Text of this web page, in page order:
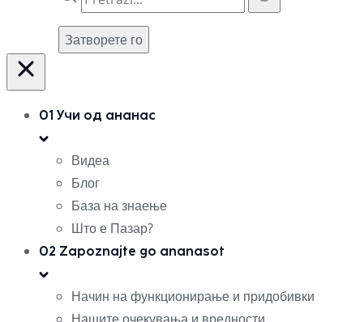
Затворете го
01 Учи од ананас
Видеа
Блог
База на знаење
Што е Пазар?
02 Zapoznajte go ananasot
Начин на функционирање и придобивки
Нашите очекувања и вредности